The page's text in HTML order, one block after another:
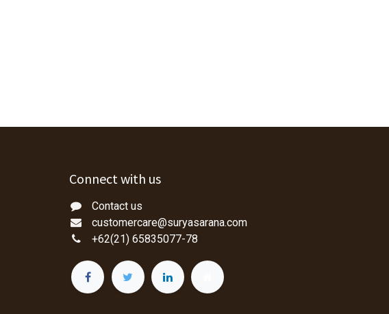
Connect with us
Contact us
customercare@suryasarana.com
+62(21) 65835077-78